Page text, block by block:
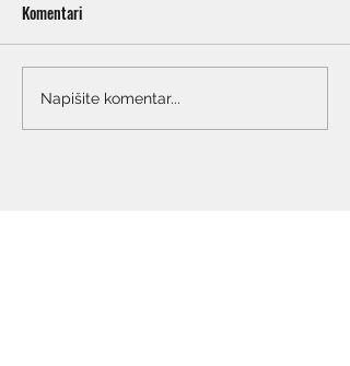
Komentari
Napišite komentar...